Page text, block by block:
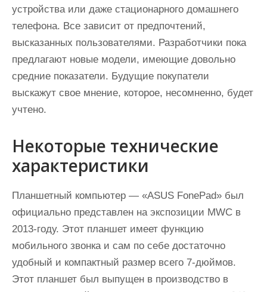
устройства или даже стационарного домашнего
телефона. Все зависит от предпочтений,
высказанных пользователями. Разработчики пока
предлагают новые модели, имеющие довольно
средние показатели. Будущие покупатели
выскажут свое мнение, которое, несомненно, будет
учтено.
Некоторые технические
характеристики
Планшетный компьютер — «АSUS FоnеPаd» был
официально представлен на экспозиции MWC в
2013-году. Этот планшет имеет функцию
мобильного звонка и сам по себе достаточно
удобный и компактный размер всего 7-дюймов.
Этот планшет был выпущен в производство в